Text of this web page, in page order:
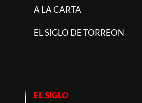
A LA CARTA
EL SIGLO DE TORREON
EL SIGLO